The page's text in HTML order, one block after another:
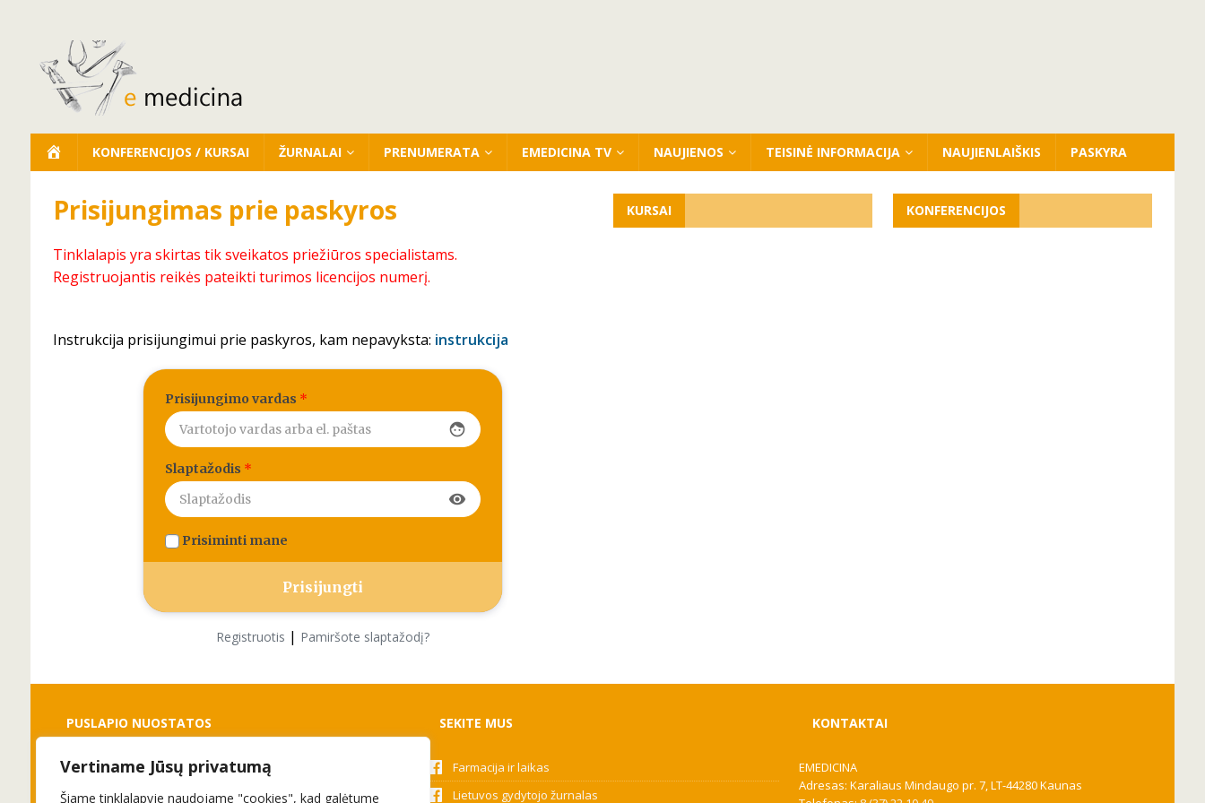
Vertiname Jūsų privatumą
Šiame tinklalapyje naudojame "cookies", kad galėtume
KONFERENCIJOS / KURSAI ŽURNALAI PRENUMERATA EMEDICINA TV NAUJIENOS TEISINĖ INFORMACIJA NAUJIENLAIŠKIS PASKYRA
Prisijungimas prie paskyros
Tinklalapis yra skirtas tik sveikatos priežiūros specialistams.
Registruojantis reikės pateikti turimos licencijos numerį.
Instrukcija prisijungimui prie paskyros, kam nepavyksta: instrukcija
Prisijungimo vardas *
face
Slaptažodis *
visibility
Prisiminti mane
Registruotis | Pamiršote slaptažodį?
KURSAI KONFERENCIJOS
PUSLAPIO NUOSTATOS
Slapukai
Privatumo politika
SEKITE MUS
Farmacija ir laikas
Lietuvos gydytojo žurnalas
KONTAKTAI
EMEDICINA
Adresas: Karaliaus Mindaugo pr. 7, LT-44280 Kaunas